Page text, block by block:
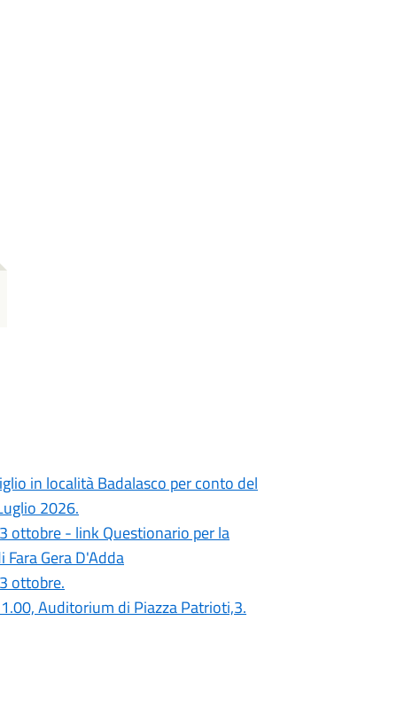
in località Badalasco per conto del
2026.
ottobre - link Questionario per la
Gera D'Adda
ottobre.
Auditorium di Piazza Patrioti,3.